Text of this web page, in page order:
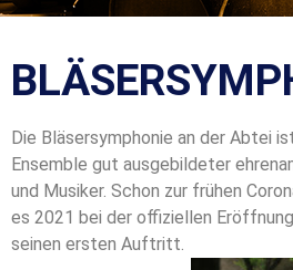
Die Bläsersymphonie an der Abtei
Ensemble gut ausgebildeter
und Musiker. Schon zur frühen
es 2021 bei der offiziellen
seinen ersten Auftritt.